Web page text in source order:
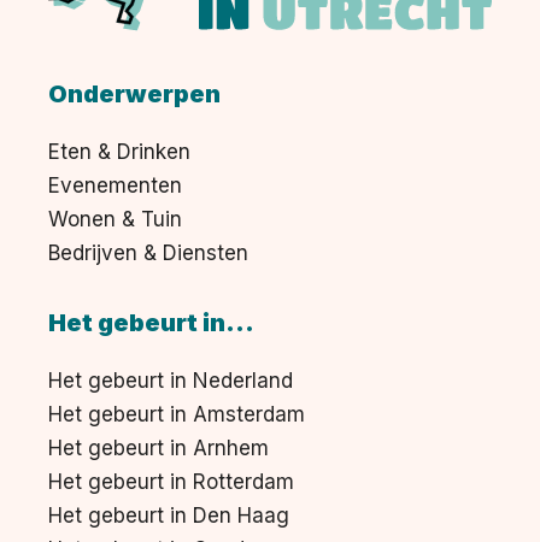
Onderwerpen
Eten & Drinken
Evenementen
Wonen & Tuin
Bedrijven & Diensten
Het gebeurt in...
Het gebeurt in Nederland
Het gebeurt in Amsterdam
Het gebeurt in Arnhem
Het gebeurt in Rotterdam
Het gebeurt in Den Haag